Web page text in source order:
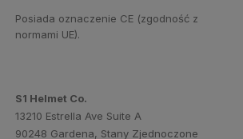
Posiada oznaczenie CE (zgodność z
normami UE).
S1 Helmet Co.
13210 Estrella Ave Suite A
90248 Gardena, Stany Zjednoczone